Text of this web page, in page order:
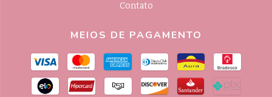
Contato
MEIOS DE PAGAMENTO